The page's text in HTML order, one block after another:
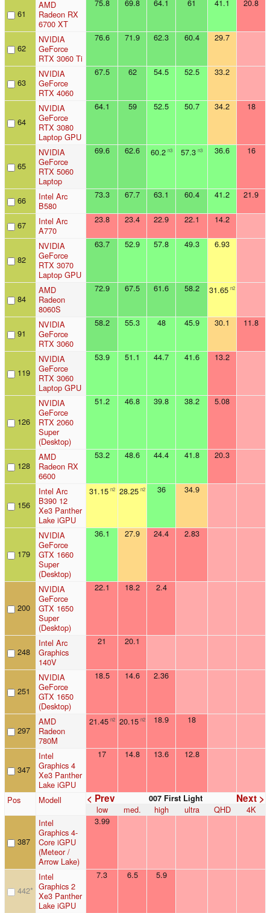
61
AMD
Radeon RX
6700 XT
75.8 69.8 64.1 61 41.1 20.8
62
NVIDIA
GeForce
RTX 3060 Ti
76.6 71.9 62.3 60.4 29.7
63
NVIDIA
GeForce
RTX 4060
67.5 62 54.5 52.5 33.2
64
NVIDIA
GeForce
RTX 3080
Laptop GPU
64.1 59 52.5 50.7 34.2 18
65
NVIDIA
GeForce
RTX 5060
Laptop
69.6 62.6 60.2 n3 57.3 n3 36.6 16
66
Intel Arc
B580
73.3 67.7 63.1 60.4 41.2 21.9
67
Intel Arc
A770
23.8 23.4 22.9 22.1 14.2
82
NVIDIA
GeForce
RTX 3070
Laptop GPU
63.7 52.9 57.8 49.3 6.93
84
AMD
Radeon
8060S
72.9 67.5 61.6 58.2 31.65 n2
91
NVIDIA
GeForce
RTX 3060
58.2 55.3 48 45.9 30.1 11.8
119
NVIDIA
GeForce
RTX 3060
Laptop GPU
53.9 51.1 44.7 41.6 13.2
126
NVIDIA
GeForce
RTX 2060
Super
(Desktop)
51.2 46.8 39.8 38.2 5.08
128
AMD
Radeon RX
6600
53.2 48.6 44.4 41.8 20.3
156
Intel Arc
B390 12
Xe3 Panther
Lake iGPU
31.15 n2 28.25 n2 36 34.9
179
NVIDIA
GeForce
GTX 1660
Super
(Desktop)
36.1 27.9 24.4 2.83
200
NVIDIA
GeForce
GTX 1650
Super
(Desktop)
22.1 18.2 2.4
248
Intel Arc
Graphics
140V
21 20.1
251
NVIDIA
GeForce
GTX 1650
(Desktop)
18.5 14.6 2.36
297
AMD
Radeon
780M
21.45 n2 20.15 n2 18.9 18
347
Intel
Graphics 4
Xe3 Panther
Lake iGPU
17 14.8 13.6 12.8
Pos Modell < Prev Next >
007 First Light
low med. high ultra QHD 4K
387
Intel
Graphics 4-
Core iGPU
(Meteor /
Arrow Lake)
3.99
442*
Intel
Graphics 2
Xe3 Panther
Lake iGPU
7.3 6.5 5.9